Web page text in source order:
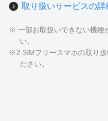
取り扱いサービスの詳
※ 一部お取扱いできない機種
い。
※2 SIMフリースマホの取り扱
ださい。